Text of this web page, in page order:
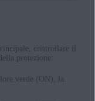
controllare il
protezione:
verde (ON), la